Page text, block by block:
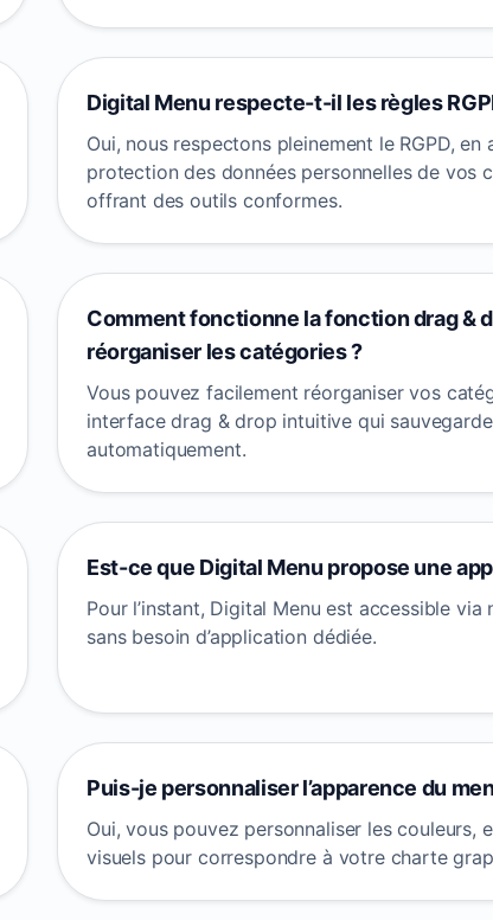
Digital Menu respecte-t-il les règles
Oui, nous respectons pleinement le RGPD, en
protection des données personnelles de vos
offrant des outils conformes.
Comment fonctionne la fonction drag &
réorganiser les catégories ?
Vous pouvez facilement réorganiser vos
interface drag & drop intuitive qui
automatiquement.
Est-ce que Digital Menu propose une
Pour l’instant, Digital Menu est accessible via
sans besoin d’application dédiée.
Puis-je personnaliser l’apparence du
Oui, vous pouvez personnaliser les couleurs,
visuels pour correspondre à votre charte